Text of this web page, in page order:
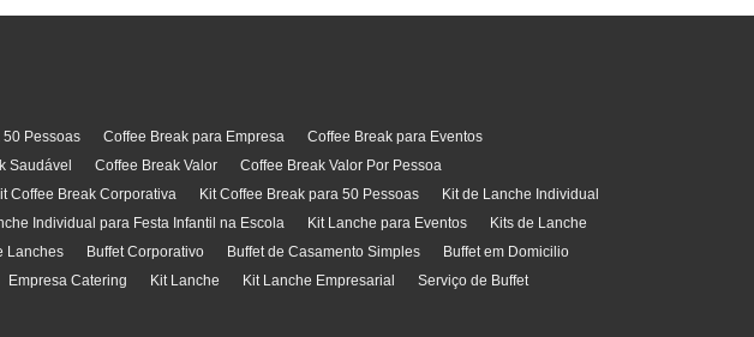
Pessoas Coffee Break para Empresa
Coffee Break para Eventos
Saudável Coffee Break Valor
Coffee Break Valor Por Pessoa
Coffee Break Corporativa Kit Coffee Break para 50 Pessoas
Kit de Lanche Individual
Individual para Festa Infantil na Escola Kit Lanche para Eventos
Kits de Lanche
Lanches Buffet Corporativo Buffet de Casamento Simples
Buffet em Domicilio
Empresa Catering Kit Lanche Kit Lanche Empresarial
Serviço de Buffet